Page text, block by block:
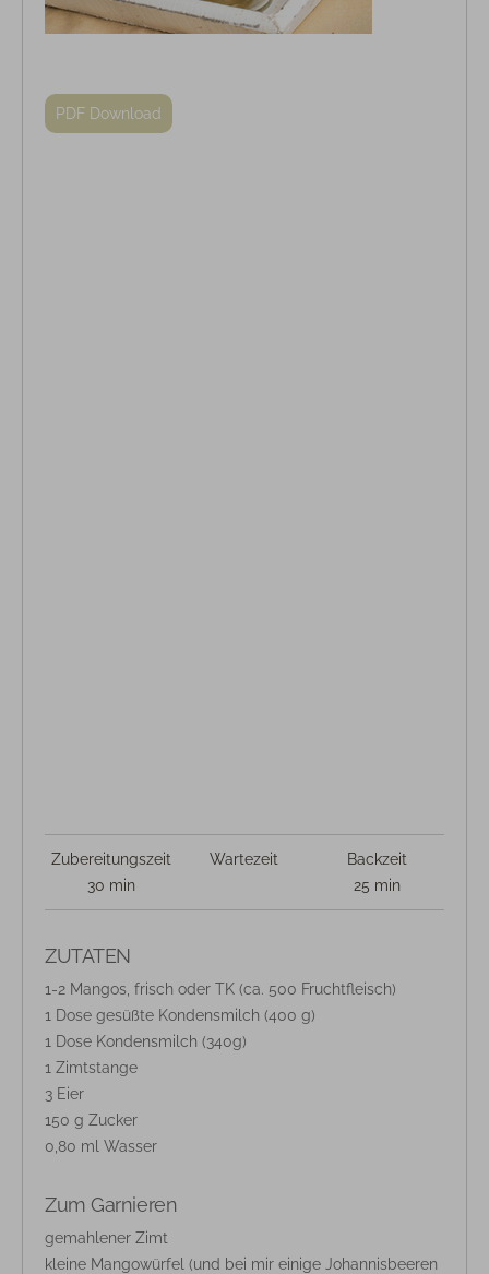
PDF Download
Zubereitungszeit
30 min
Wartezeit
Backzeit
25 min
ZUTATEN
1-2 Mangos, frisch oder TK (ca. 500 Fruchtfleisch)
1 Dose gesüßte Kondensmilch (400 g)
1 Dose Kondensmilch (340g)
1 Zimtstange
3 Eier
150 g Zucker
0,80 ml Wasser
Zum Garnieren
gemahlener Zimt
kleine Mangowürfel (und bei mir einige Johannisbeeren